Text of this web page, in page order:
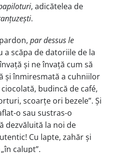
, adicătelea de
.
par dessus le
scăpa de datoriile de la
și ne învață cum să
și înmiresmată a cuhniilor
budincă de café,
scoarțe ori bezele”. Și
o sau sustras-o
dezvăluită la noi de
Cu lapte, zahăr și
calupt”.